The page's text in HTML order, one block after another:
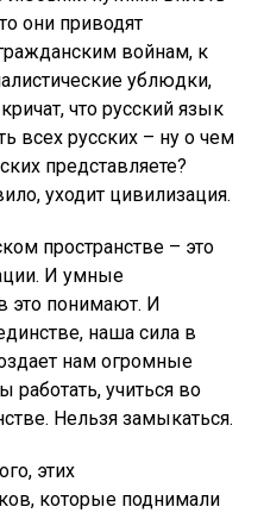
они приводят
войнам, к
ублюдки,
что русский язык
всех русских – ну о чем
представляете?
уходит цивилизация.
пространстве – это
И умные
это понимают. И
наша сила в
нам огромные
работать, учиться во
Нельзя замыкаться.
этих
которые поднимали